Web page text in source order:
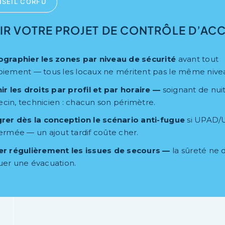
VOTRE PROJET DE CONTRÔLE
les zones par niveau de sécurité avant tout
— tous les locaux ne méritent pas le même
les droits par profil et par horaire — soignant de
technicien : chacun son périmètre.
dès la conception le scénario anti-fugue si UPAD/
— un ajout tardif coûte cher.
régulièrement les issues de secours — la sûreté ne
une évacuation.